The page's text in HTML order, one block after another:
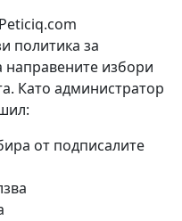
политика за
направените избори
Като администратор
от подписалите